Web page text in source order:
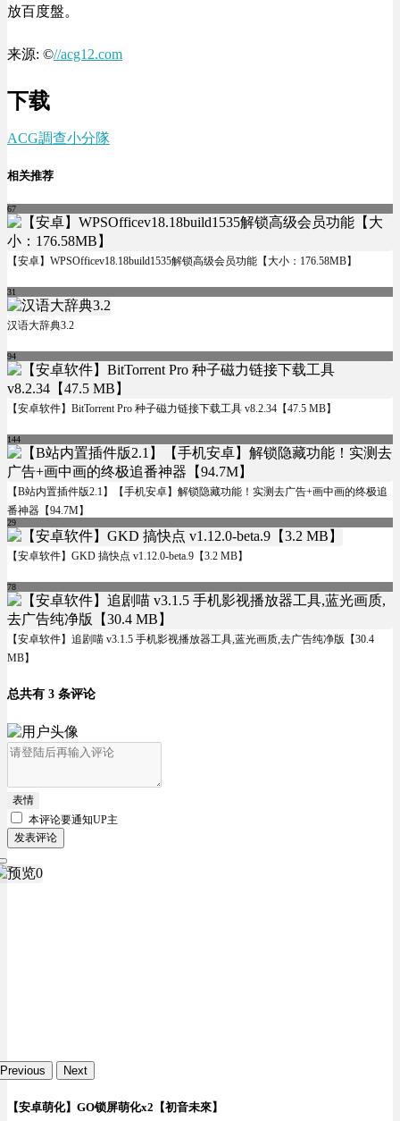
放百度盤。
来源: ©//acg12.com
下载
ACG調查小分隊
相关推荐
67
【安卓】WPSOfficev18.18build1535解锁高级会员功能【大小：176.58MB】
31
汉语大辞典3.2
94
【安卓软件】BitTorrent Pro 种子磁力链接下载工具 v8.2.34【47.5 MB】
144
【B站内置插件版2.1】【手机安卓】解锁隐藏功能！实测去广告+画中画的终极追
番神器【94.7M】
29
【安卓软件】GKD 搞快点 v1.12.0-beta.9【3.2 MB】
78
【安卓软件】追剧喵 v3.1.5 手机影视播放器工具,蓝光画质,去广告纯净版【30.4
MB】
总共有 3 条评论
表情
本评论要通知UP主
发表评论
Previous Next
【安卓萌化】GO锁屏萌化x2【初音未來】